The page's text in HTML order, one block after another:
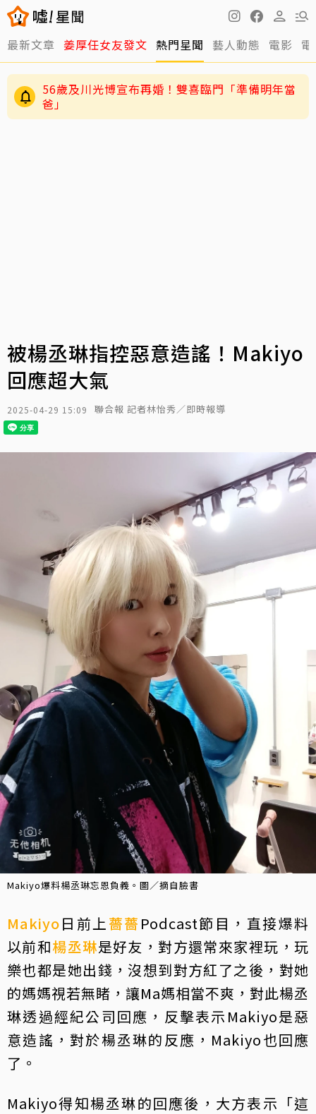
最新文章 姜厚任女友發文 熱門星聞 藝人動態 電影
56歲及川光博宣布再婚！雙喜臨門「準備明年當
爸」
被楊丞琳指控惡意造謠！Makiyo
回應超大氣
2025-04-29 15:09 聯合報 記者林怡秀／即時報導
Makiyo爆料楊丞琳忘恩負義。圖／摘自臉書
Makiyo日前上薔薔 Podcast節目，直接爆料
以前和楊丞琳是好友，對方還常來家裡玩，玩
樂也都是她出錢，沒想到對方紅了之後，對她
的媽媽視若無睹，讓Ma媽相當不爽，對此楊丞
琳透過經紀公司回應，反擊表示Makiyo是惡
意造謠，對於楊丞琳的反應，Makiyo也回應
了。
Makiyo得知楊丞琳的回應後，大方表示「這